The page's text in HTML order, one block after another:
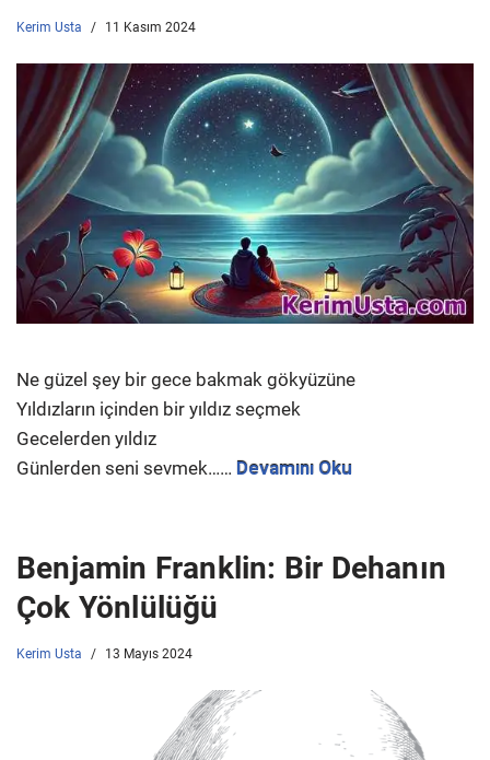
Kerim Usta 11 Kasım 2024
Ne güzel şey bir gece bakmak gökyüzüne
Yıldızların içinden bir yıldız seçmek
Gecelerden yıldız
Günlerden seni sevmek…… Devamını Oku
Benjamin Franklin: Bir Dehanın
Çok Yönlülüğü
Kerim Usta 13 Mayıs 2024